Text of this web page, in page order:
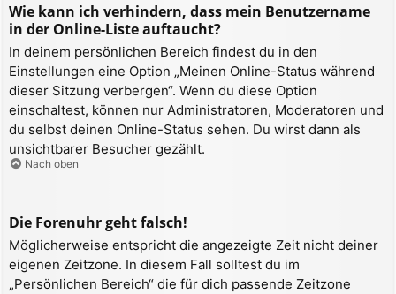
Wie kann ich verhindern, dass mein Benutzername
in der Online-Liste auftaucht?
In deinem persönlichen Bereich findest du in den
Einstellungen eine Option „Meinen Online-Status während
dieser Sitzung verbergen“. Wenn du diese Option
einschaltest, können nur Administratoren, Moderatoren und
du selbst deinen Online-Status sehen. Du wirst dann als
unsichtbarer Besucher gezählt.
Nach oben
Die Forenuhr geht falsch!
Möglicherweise entspricht die angezeigte Zeit nicht deiner
eigenen Zeitzone. In diesem Fall solltest du im
„Persönlichen Bereich“ die für dich passende Zeitzone